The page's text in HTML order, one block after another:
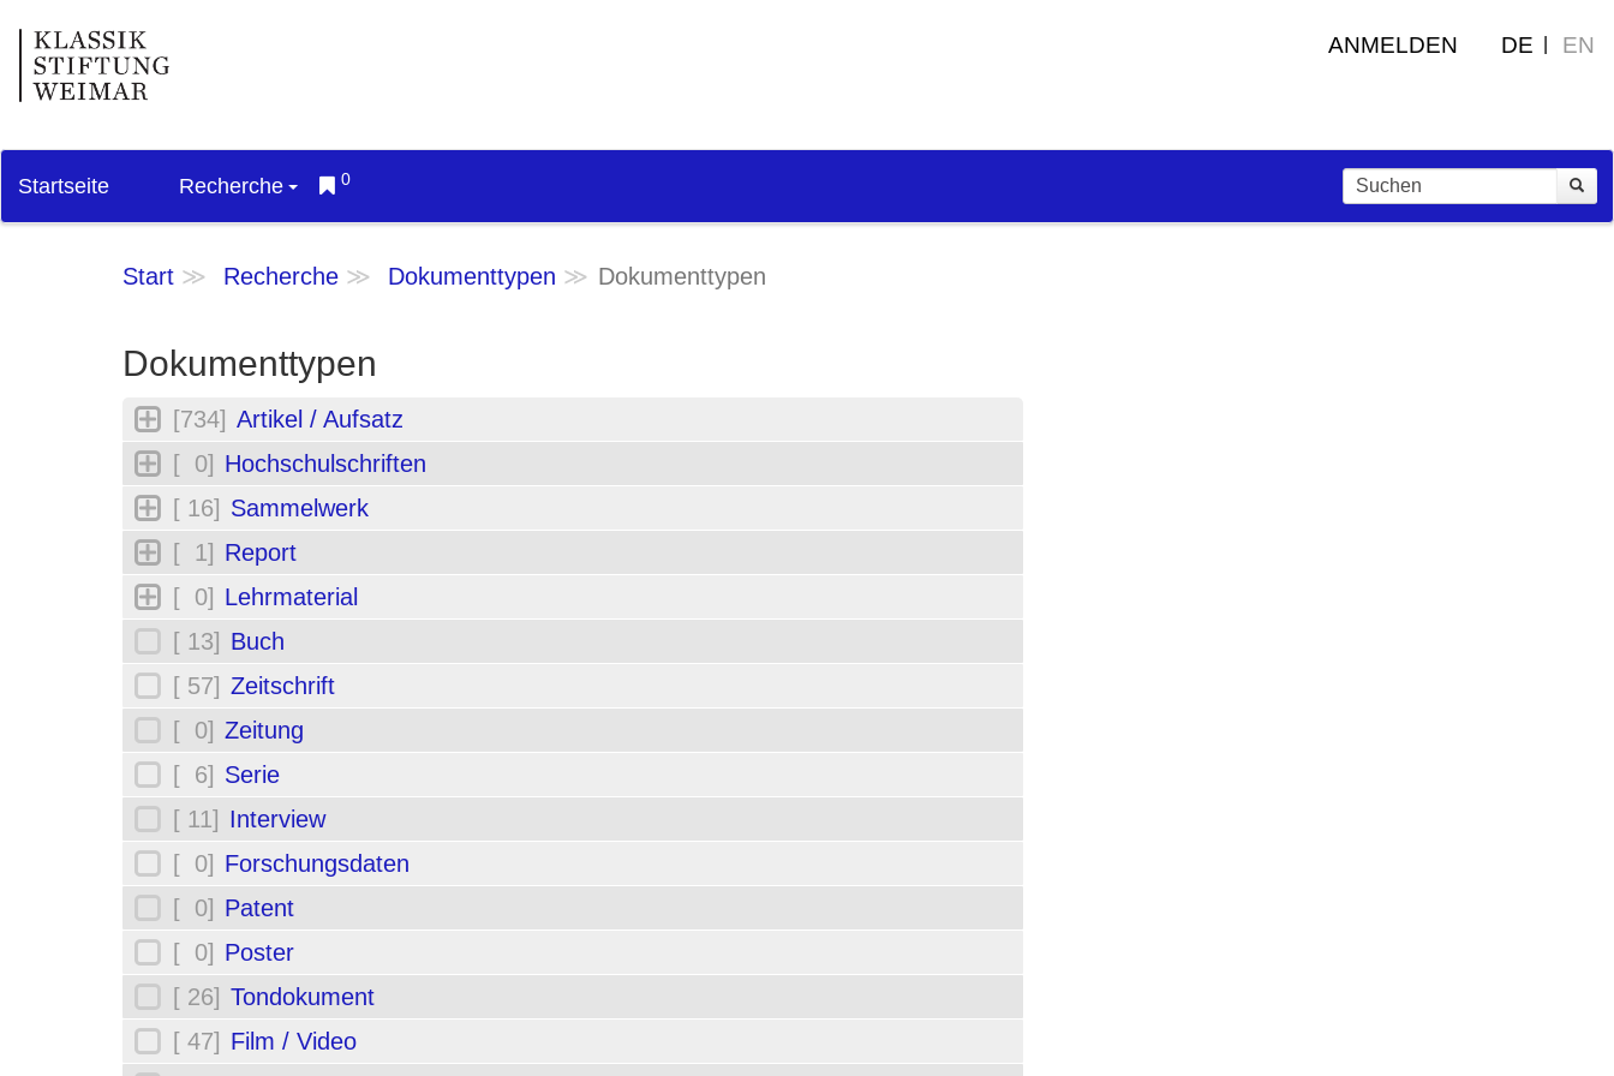
ANMELDEN DE EN
Startseite Recherche 0
Start Recherche Dokumenttypen Dokumenttypen
Dokumenttypen
[734] Artikel / Aufsatz
[ 0] Hochschulschriften
[ 16] Sammelwerk
[ 1] Report
[ 0] Lehrmaterial
[ 13] Buch
[ 57] Zeitschrift
[ 0] Zeitung
[ 6] Serie
[ 11] Interview
[ 0] Forschungsdaten
[ 0] Patent
[ 0] Poster
[ 26] Tondokument
[ 47] Film / Video